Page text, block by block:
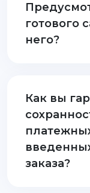
готового
него?
Как вы
заказа?